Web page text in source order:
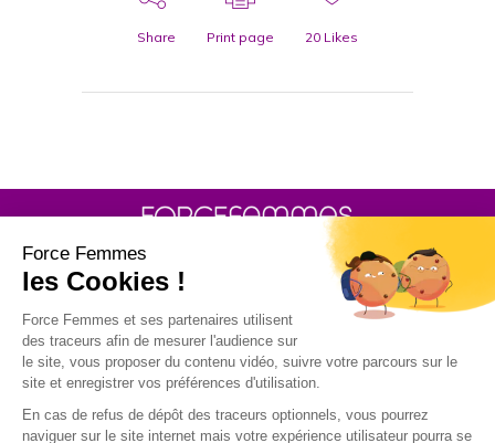
Share Print page 20 Likes
30 rue Baron - 75017 PARIS